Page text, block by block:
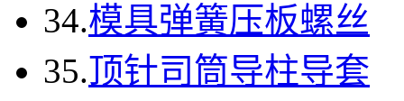
34.模具弹簧压板螺丝
35.顶针司筒导柱导套